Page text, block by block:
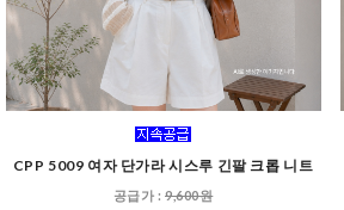
CPP 5009 여자 단가라 시스루 긴팔 크롭 니트
공급가 : 9,600원